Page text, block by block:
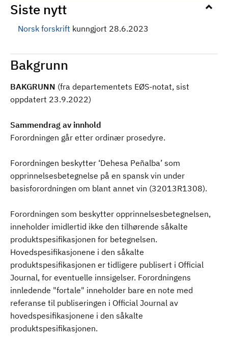
Siste nytt
Norsk forskrift kunngjort 28.6.2023
Bakgrunn
BAKGRUNN (fra departementets EØS-notat, sist
oppdatert 23.9.2022)
Sammendrag av innhold
Forordningen går etter ordinær prosedyre.
Forordningen beskytter ‘Dehesa Peñalba’ som
opprinnelsesbetegnelse på en spansk vin under
basisforordningen om blant annet vin (32013R1308).
Forordningen som beskytter opprinnelsesbetegnelsen,
inneholder imidlertid ikke den tilhørende såkalte
produktspesifikasjonen for betegnelsen.
Hovedspesifikasjonene i den såkalte
produktspesifikasjonen er tidligere publisert i Official
Journal, for eventuelle innsigelser. Forordningens
innledende "fortale" inneholder bare en note med
referanse til publiseringen i Official Journal av
hovedspesifikasjonene i den såkalte
produktspesifikasjonen.